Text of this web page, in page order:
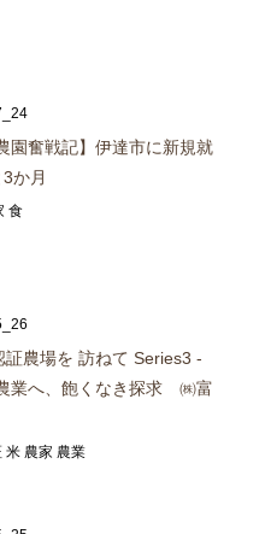
園奮戦記】伊達市に新規就
か月
食
証農場を 訪ねて Series3 -
業へ、飽くなき探求 ㈱富
米 農家 農業